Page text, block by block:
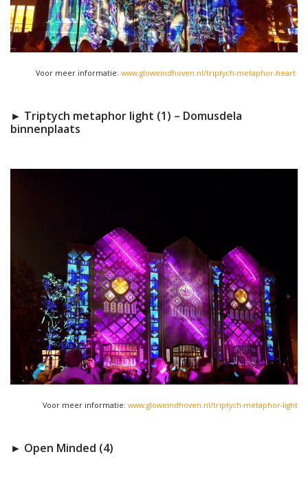
Voor meer informatie: www.gloweindhoven.nl/triptych-metaphor-heart
► Triptych metaphor light (1) – Domusdela
binnenplaats
Voor meer informatie: www.gloweindhoven.nl/triptych-metaphor-light
► Open Minded (4)